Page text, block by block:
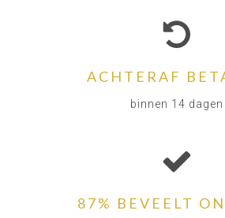
ACHTERAF
binnen 14 dagen
87% BEVEELT